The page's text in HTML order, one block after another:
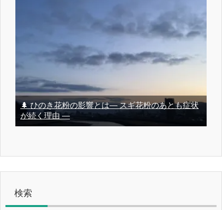
🌲 ひのき花粉の影響とは― スギ花粉のあとも症状
が続く理由 ―
検索